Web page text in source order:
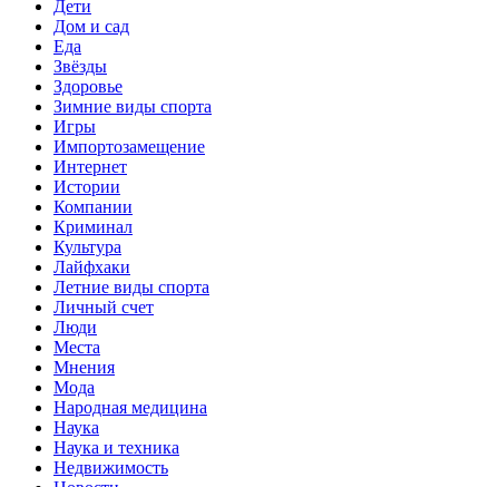
Дети
Дом и сад
Еда
Звёзды
Здоровье
Зимние виды спорта
Игры
Импортозамещение
Интернет
Истории
Компании
Криминал
Культура
Лайфхаки
Летние виды спорта
Личный счет
Люди
Места
Мнения
Мода
Народная медицина
Наука
Наука и техника
Недвижимость